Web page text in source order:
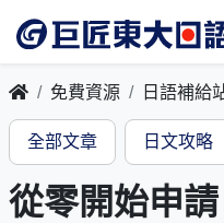
免費資源 日語補給
全部文章 日文攻略
從零開始申